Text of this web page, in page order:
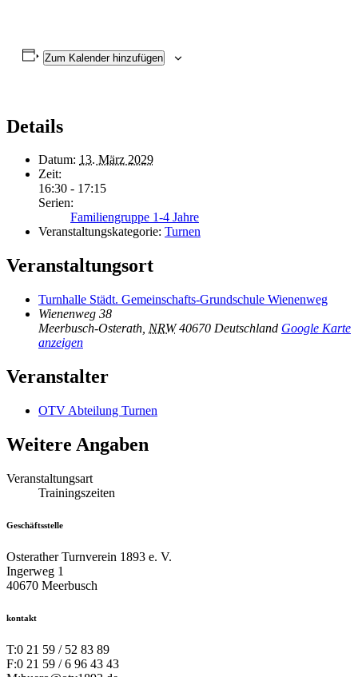
Zum Kalender hinzufügen
Details
Datum: 13. März 2029
Zeit:
16:30 - 17:15
Serien:
Familiengruppe 1-4 Jahre
Veranstaltungskategorie: Turnen
Veranstaltungsort
Turnhalle Städt. Gemeinschafts-Grundschule Wienenweg
Wienenweg 38
Meerbusch-Osterath NRW 40670 Deutschland Google Karte
anzeigen
Veranstalter
OTV Abteilung Turnen
Weitere Angaben
Veranstaltungsart
Trainingszeiten
Geschäftsstelle
Osterather Turnverein 1893 e. V.
Ingerweg 1
40670 Meerbusch
kontakt
T:0 21 59 / 52 83 89
F:0 21 59 / 6 96 43 43